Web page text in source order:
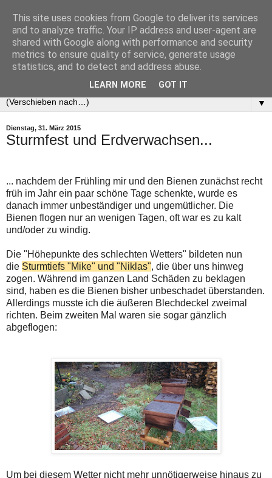
▼
Dienstag, 31. März 2015
Sturmfest und Erdverwachsen...
... nachdem der Frühling mir und den Bienen zunächst recht
früh im Jahr ein paar schöne Tage schenkte, wurde es
danach immer unbeständiger und ungemütlicher. Die
Bienen flogen nur an wenigen Tagen, oft war es zu kalt
und/oder zu windig.
Die "Höhepunkte des schlechten Wetters" bildeten nun
die Sturmtiefs "Mike" und "Niklas", die über uns hinweg
zogen. Während im ganzen Land Schäden zu beklagen
sind, haben es die Bienen bisher unbeschadet überstanden.
Allerdings musste ich die äußeren Blechdeckel zweimal
richten. Beim zweiten Mal waren sie sogar gänzlich
abgeflogen:
Um bei diesem Wetter nicht mehr unnötigerweise hinaus zu
This site uses cookies from Google to deliver its services
and to analyze traffic. Your IP address and user-agent are
shared with Google along with performance and security
metrics to ensure quality of service, generate usage
statistics, and to detect and address abuse.
LEARN MORE GOT IT